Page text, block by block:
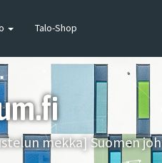
Talo-Shop
mekka] Suomen